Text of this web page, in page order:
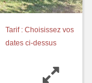
Tarif : Choisissez vos
dates ci-dessus